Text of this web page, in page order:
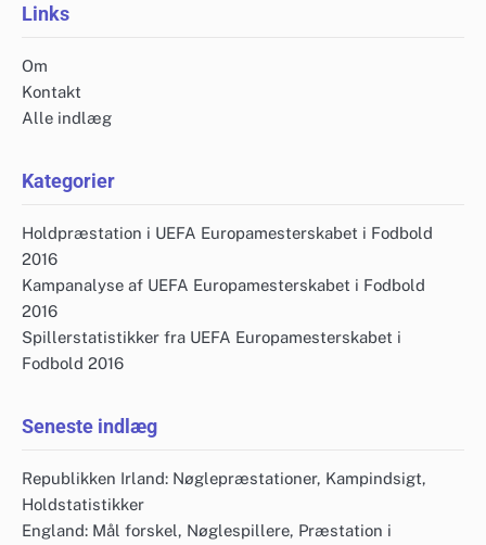
Links
Om
Kontakt
Alle indlæg
Kategorier
Holdpræstation i UEFA Europamesterskabet i Fodbold
2016
Kampanalyse af UEFA Europamesterskabet i Fodbold
2016
Spillerstatistikker fra UEFA Europamesterskabet i
Fodbold 2016
Seneste indlæg
Republikken Irland: Nøglepræstationer, Kampindsigt,
Holdstatistikker
England: Mål forskel, Nøglespillere, Præstation i